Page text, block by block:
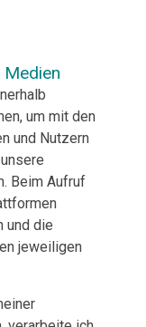
Medien
um mit den
und Nutzern
Beim Aufruf
und die
jeweiligen